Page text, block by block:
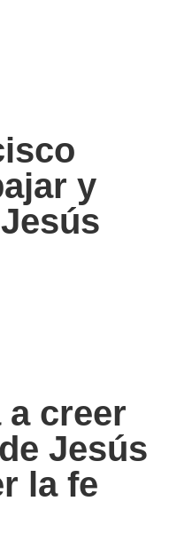
y
a creer
Jesús
la fe